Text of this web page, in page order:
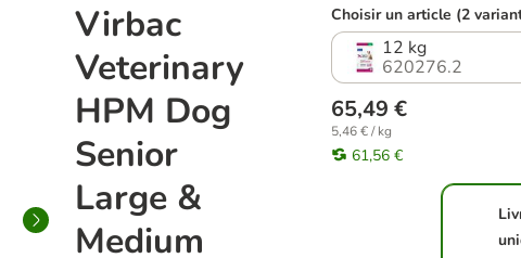
Virbac
Veterinary
HPM Dog
Senior
Large &
Medium
Choisir un article (2
12 kg
620276.2
65,49 €
5,46 € / kg
61,56 €